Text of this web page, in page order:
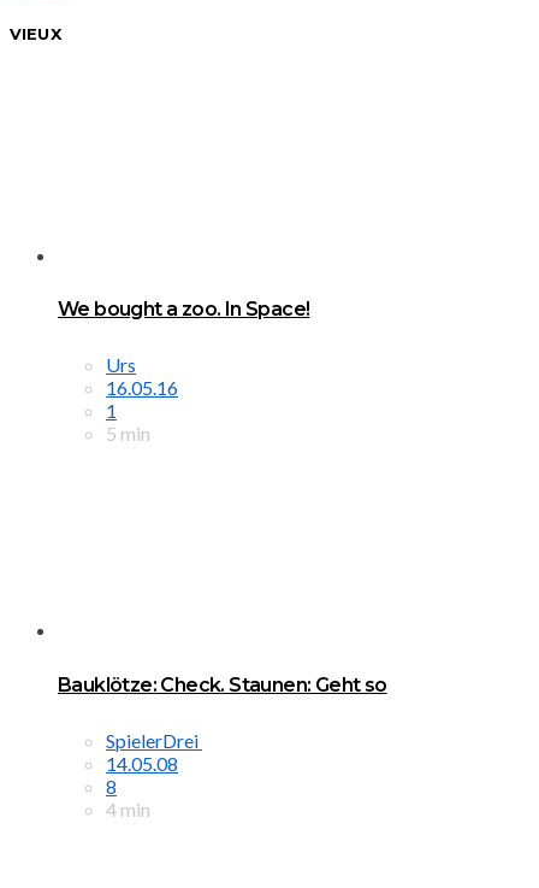
VIEUX
We bought a zoo. In Space!
Urs
16.05.16
1
5 min
Bauklötze: Check. Staunen: Geht so
SpielerDrei
14.05.08
8
4 min